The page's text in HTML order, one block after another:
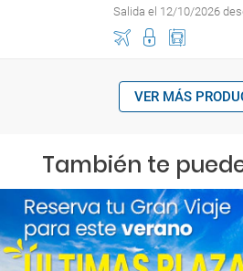
Salida el 12/10/2026
VER MÁS
También te